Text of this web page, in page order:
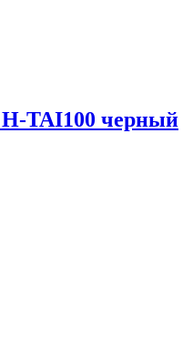
TAI100 черный